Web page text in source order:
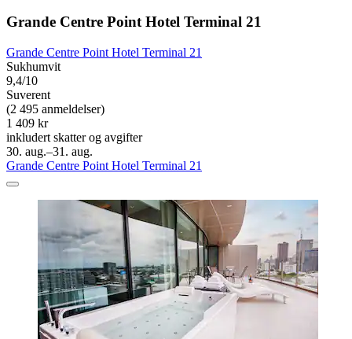
Grande Centre Point Hotel Terminal 21
Grande Centre Point Hotel Terminal 21
Sukhumvit
9,4/10
Suverent
(2 495 anmeldelser)
1 409 kr
inkludert skatter og avgifter
30. aug.–31. aug.
Grande Centre Point Hotel Terminal 21